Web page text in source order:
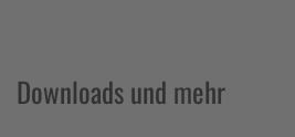
Downloads und mehr